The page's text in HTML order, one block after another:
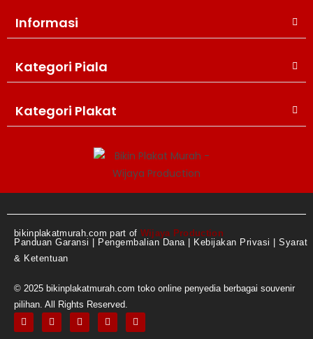
Informasi
Kategori Piala
Kategori Plakat
Create The Impression
😊
bikinplakatmurah.com part of Wijaya Production
Panduan Garansi | Pengembalian Dana | Kebijakan Privasi | Syarat
& Ketentuan
© 2025 bikinplakatmurah.com toko online penyedia berbagai souvenir
pilihan. All Rights Reserved.